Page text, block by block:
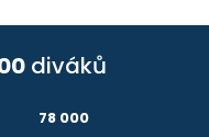
diváků
78 000